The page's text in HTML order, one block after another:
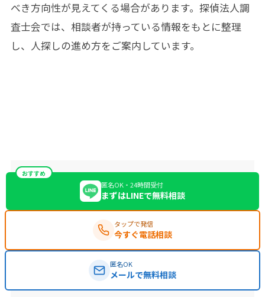
べき方向性が見えてくる場合があります。探偵法人調
査士会では、相談者が持っている情報をもとに整理
し、人探しの進め方をご案内しています。
おすすめ
匿名OK・24時間受付
まずはLINEで無料相談
タップで発信
今すぐ電話相談
匿名OK
メールで無料相談